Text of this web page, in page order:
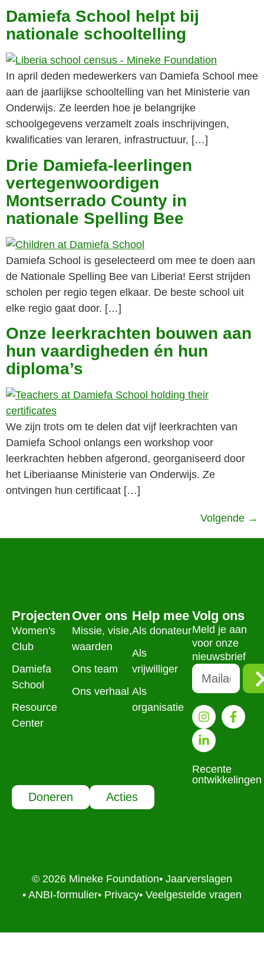
Damiefa School helpt bij
nationale schooltelling
In april deden medewerkers van Damiefa School mee
aan de jaarlijkse schooltelling van het Ministerie van
Onderwijs. Ze leerden hoe je belangrijke
schoolgegevens verzamelt zoals inschrijvingen,
kwalificaties van leraren, infrastructuur, […]
Drie Damiefa-leerlingen
vertegenwoordigen
Montserrado County in
nationale Spelling Bee
Damiefa School is geselecteerd om mee te doen aan
de Nationale Spelling Bee van Liberia! Eerst strijden
scholen per regio tegen elkaar. De beste school uit
elke regio gaat door. […]
Onze leerkrachten bouwen aan
hun vaardigheden én hun
diploma’s
We zijn trots om te delen dat vijf leerkrachten van
Damiefa School onlangs een workshop voor
leerkrachten hebben afgerond, georganiseerd door
het Liberiaanse Ministerie van Onderwijs. Ze
ontvingen hun certificaat […]
Volgende →
Projecten
Women's
Club
Damiefa
School
Resource
Center
Over ons
Missie, visie,
waarden
Ons team
Ons verhaal
Help mee
Als donateur
Als
vrijwilliger
Als
organisatie
Volg ons
Meld je aan
voor onze
nieuwsbrief
Recente
ontwikkelingen
Doneren Acties
© 2026 Mineke Foundation• Jaarverslagen
• ANBI-formulier• Privacy• Veelgestelde vragen